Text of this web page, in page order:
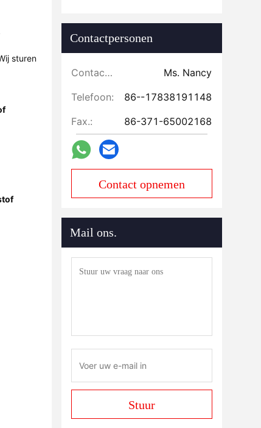
sturen
Contactpersonen
Contactpersonen:
Ms. Nancy
Telefoon:
86--17838191148
Fax.:
86-371-65002168
Contact opnemen
Mail ons.
Stuur